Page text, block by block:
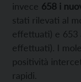
invece 658 i
stati rilevati al
effettuati) e 653
effettuati). I
positività
rapidi.